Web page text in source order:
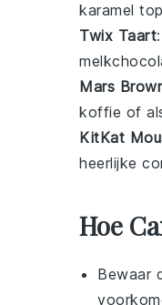
karamel
Twix Taart
Mars
koffie of
KitKat
heerlijke
Hoe
Bewaar